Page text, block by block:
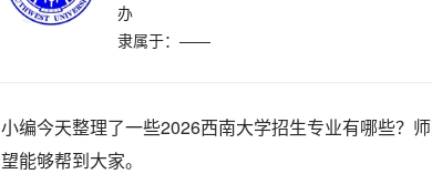
办
隶属于：——
小编今天整理了一些2026西南大学招生专业有哪些？
望能够帮到大家。